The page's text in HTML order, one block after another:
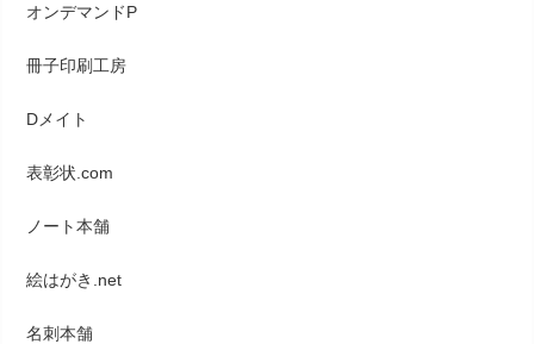
オンデマンドP
冊子印刷工房
Dメイト
表彰状.com
ノート本舗
絵はがき.net
名刺本舗